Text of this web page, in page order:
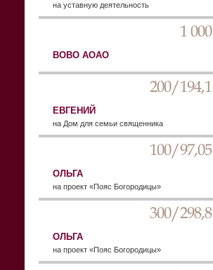
на уставную деятельность
1 000
ВОВО АОАО
200/194,1
ЕВГЕНИЙ
на Дом для семьи священника
100/97,05
ОЛЬГА
на проект «Пояс Богородицы»
300/298,8
ОЛЬГА
на проект «Пояс Богородицы»